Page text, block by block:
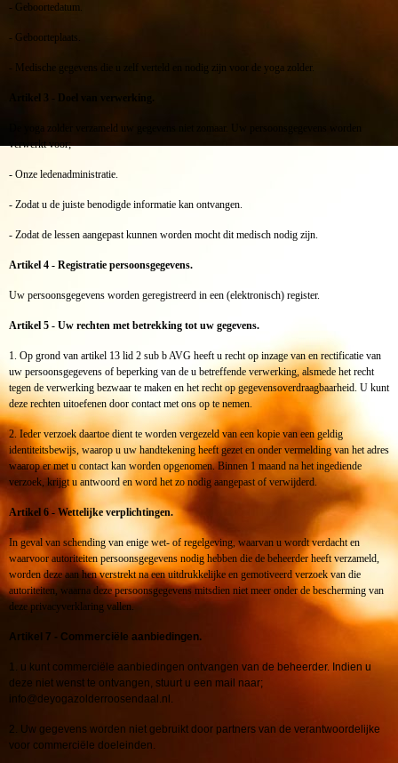
- Geboortedatum.
- Geboorteplaats.
- Medische gegevens die u zelf verteld en nodig zijn voor de yoga zolder.
Artikel 3 - Doel van verwerking.
De yoga zolder verzameld uw gegevens niet zomaar. Uw persoonsgegevens worden
verwerkt voor;
- Onze ledenadministratie.
- Zodat u de juiste benodigde informatie kan ontvangen.
- Zodat de lessen aangepast kunnen worden mocht dit medisch nodig zijn.
Artikel 4 - Registratie persoonsgegevens.
Uw persoonsgegevens worden geregistreerd in een (elektronisch) register.
Artikel 5 - Uw rechten met betrekking tot uw gegevens.
1. Op grond van artikel 13 lid 2 sub b AVG heeft u recht op inzage van en rectificatie van
uw persoonsgegevens of beperking van de u betreffende verwerking, alsmede het recht
tegen de verwerking bezwaar te maken en het recht op gegevensoverdraagbaarheid. U kunt
deze rechten uitoefenen door contact met ons op te nemen.
2. Ieder verzoek daartoe dient te worden vergezeld van een kopie van een geldig
identiteitsbewijs, waarop u uw handtekening heeft gezet en onder vermelding van het adres
waarop er met u contact kan worden opgenomen. Binnen 1 maand na het ingediende
verzoek, krijgt u antwoord en word het zo nodig aangepast of verwijderd.
Artikel 6 - Wettelijke verplichtingen.
In geval van schending van enige wet- of regelgeving, waarvan u wordt verdacht en
waarvoor autoriteiten persoonsgegevens nodig hebben die de beheerder heeft verzameld,
worden deze aan hen verstrekt na een uitdrukkelijke en gemotiveerd verzoek van die
autoriteiten, waarna deze persoonsgegevens mitsdien niet meer onder de bescherming van
deze privacyverklaring vallen.
Artikel 7 - Commerciële aanbiedingen.
1. u kunt commerciële aanbiedingen ontvangen van de beheerder. Indien u
deze niet wenst te ontvangen, stuurt u een mail naar;
info@deyogazolderroosendaal.nl.
2. Uw gegevens worden niet gebruikt door partners van de verantwoordelijke
voor commerciële doeleinden.